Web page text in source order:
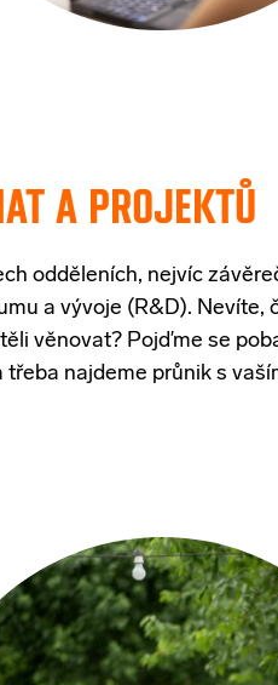
A PROJEKTŮ
odděleních, nejvíc
a vývoje (R&D). Nevíte,
věnovat? Pojďme se
třeba najdeme průnik s